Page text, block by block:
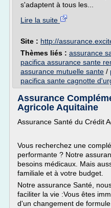
s'adaptent à tous les...
Lire la suite
Site : http://
Thèmes liés : assurance
pacifica assurance sante
assurance mutuelle sante /
pacifica sante cagnotte
Assurance
Agricole Aquitaine
Assurance Santé du Crédit
Vous recherchez une
performante ? Notre
besoins médicaux. Mais
familiale et à votre budget.
Notre assurance Santé,
faciliter la vie :Vous êtes
d'un changement de